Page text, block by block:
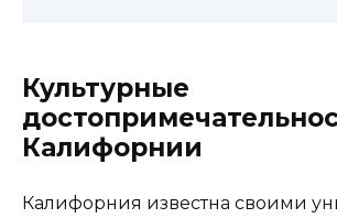
Культурные
Калифорнии
Калифорния известна своими